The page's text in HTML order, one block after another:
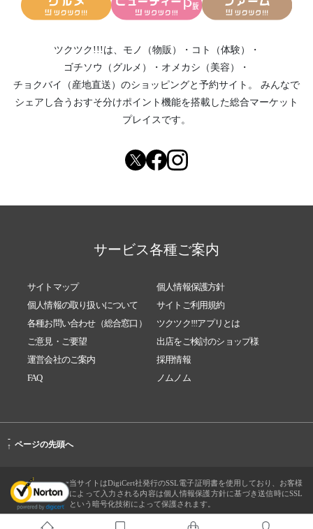
ツクツク!!!は、 モノ（物販） ・ コト（体験）
・
ゴチソウ（グルメ）
・ オメカシ（美容）
・
チョクバイ（産地直送） のショッピングと予約サイト。
みんなで
シェアし合う おすそ分けポイント機能を搭載した総合マーケット
プレイスです。
サービス各種ご案内
サイトマップ
個人情報保護方針
個人情報の取り扱いについて
サイトご利用規約
各種お問い合わせ（総合窓口）
ツクツク!!!アプリとは
ご意見・ご要望
出店をご検討のショップ様
運営会社のご案内
採用情報
FAQ
ノムノム
-
↑ ページの先頭へ
当サイトはDigiCert社発行のSSL電子証明書を使用しており、お客様
によって入力される内容は個人情報保護方針に基づき送信時にSSL
という暗号化技術によって保護されます。